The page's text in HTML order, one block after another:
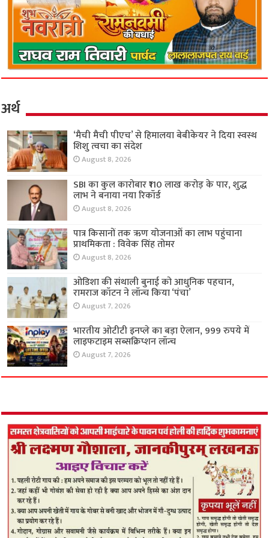
अर्थ
‘मैची मैची पीएच’ से हिमालया बेबीकेयर ने दिया स्वस्थ
शिशु त्वचा का संदेश
August 8, 2026
SBI का कुल कारोबार ₹110 लाख करोड़ के पार, शुद्ध
लाभ ने बनाया नया रिकॉर्ड
August 8, 2026
पात्र किसानों तक ऋण योजनाओं का लाभ पहुंचाना
प्राथमिकता : विवेक सिंह तोमर
August 8, 2026
ओडिशा की संथाली बुनाई को आधुनिक पहचान,
रामराज कॉटन ने लॉन्च किया ‘पंचा’
August 7, 2026
भारतीय ओटीटी इनप्ले का बड़ा ऐलान, 999 रुपये में
लाइफटाइम सब्सक्रिप्शन लॉन्च
August 7, 2026